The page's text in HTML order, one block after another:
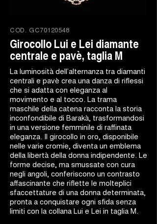
COD. GC70120548
Girocollo Lui e Lei diamante
centrale e pavè, taglia M
La luminosità dell’alternanza tra diamanti
centrali e pavè crea una danza di riflessi
che si adatta con eleganza al
movimento e al tocco. La trama
maschile della catena racconta la storia
inconfondibile di Barakà, trasformandosi
in una versione femminile di raffinata
eleganza. Il girocollo in oro, disponibile
nelle varie cromie, diventa un emblema
della libertà della donna indipendente. Le
forme decise, ma smussate con cura
negli angoli, conferiscono un contrasto
affascinante che riflette le molteplici
sfaccettature di una donna determinata,
pronta a conquistare ogni sfida senza
limiti con la collana Lui e Lei in taglia M.